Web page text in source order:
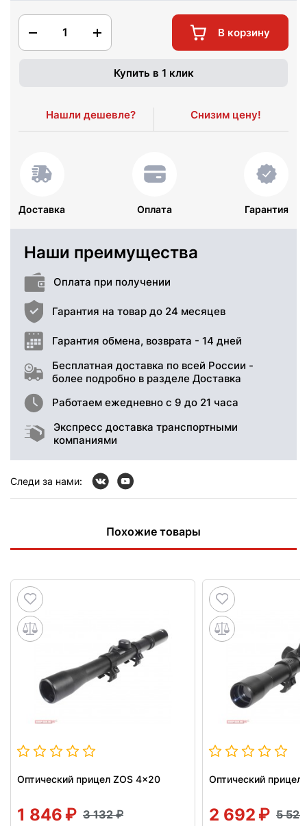
1 В корзину
Купить в 1 клик
Нашли дешевле? Снизим цену!
Доставка Оплата Гарантия
Наши преимущества
Оплата при получении
Гарантия на товар до 24 месяцев
Гарантия обмена, возврата - 14 дней
Бесплатная доставка по всей России -
более подробно в разделе Доставка
Работаем ежедневно с 9 до 21 часа
Экспресс доставка транспортными
компаниями
Следи за нами:
Похожие товары
Оптический прицел ZOS 4x20
1 846 3 132
Оптический прицел
2 692 5